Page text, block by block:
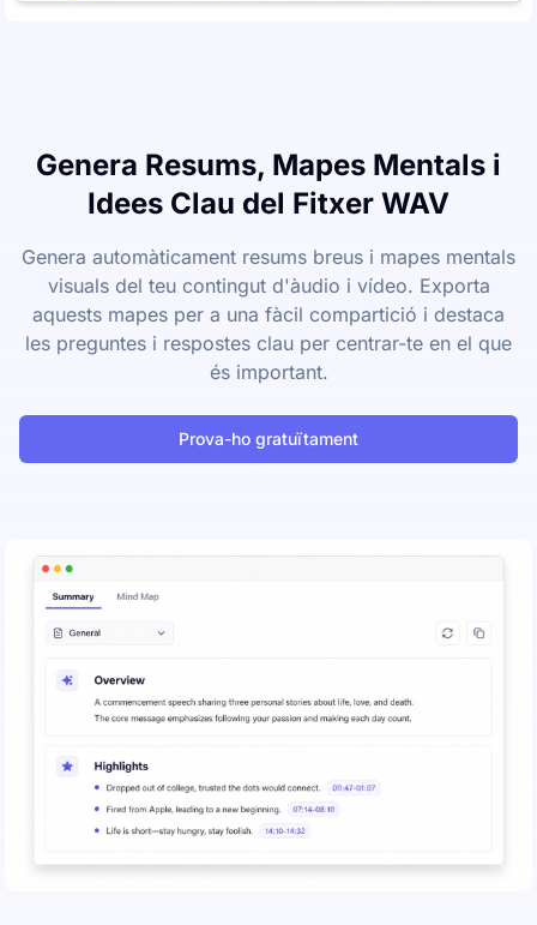
Genera Resums, Mapes Mentals i
Idees Clau del Fitxer WAV
Genera automàticament resums breus i mapes mentals
visuals del teu contingut d'àudio i vídeo. Exporta
aquests mapes per a una fàcil compartició i destaca
les preguntes i respostes clau per centrar-te en el que
és important.
Prova-ho gratuïtament